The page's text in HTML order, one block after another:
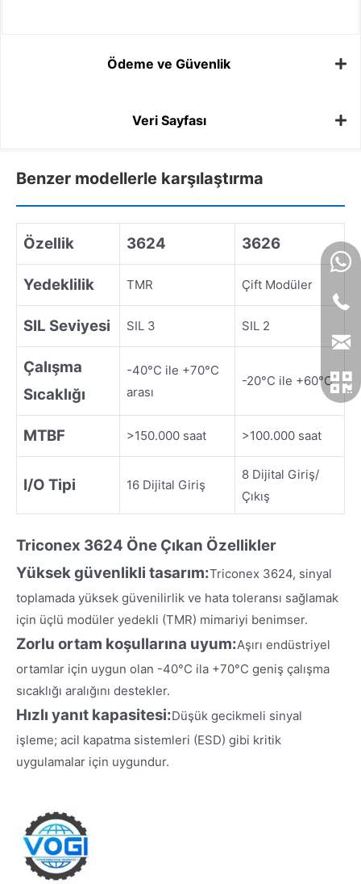
Ödeme ve Güvenlik
Veri Sayfası
Benzer modellerle karşılaştırma
Özellik 3624 3626
Yedeklilik TMR Çift Modüler
SIL Seviyesi SIL 3 SIL 2
Çalışma
Sıcaklığı
-40°C ile +70°C
arası
-20°C ile +60°C
MTBF >150.000 saat >100.000 saat
I/O Tipi 16 Dijital Giriş
8 Dijital Giriş/
Çıkış
Triconex 3624 Öne Çıkan Özellikler
Yüksek güvenlikli tasarım:Triconex 3624, sinyal
toplamada yüksek güvenilirlik ve hata toleransı sağlamak
için üçlü modüler yedekli (TMR) mimariyi benimser.
Zorlu ortam koşullarına uyum:Aşırı endüstriyel
ortamlar için uygun olan -40°C ila +70°C geniş çalışma
sıcaklığı aralığını destekler.
Hızlı yanıt kapasitesi:Düşük gecikmeli sinyal
işleme; acil kapatma sistemleri (ESD) gibi kritik
uygulamalar için uygundur.